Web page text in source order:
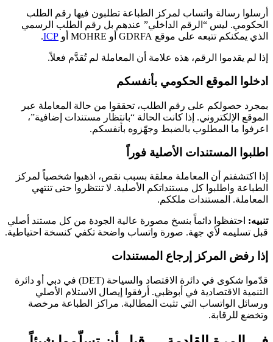
أرسلوا رسالة واتساب لمركز الطباعة تطلبون فيها رقم الطلب
الحكومي. ليس “الرقم الداخلي” عندهم بل رقم الطلب الرسمي
الذي يمكنكم تتبعه على موقع GDRFA أو MOHRE أو
ICP
.
إذا لم يقدموا الرقم، هذه علامة أن المعاملة لم تُقدَّم فعلاً.
ادخلوا الموقع الحكومي بأنفسكم
بمجرد حصولكم على رقم الطلب، تحققوا من حالة المعاملة عبر
الموقع الإلكتروني. إذا كانت الحالة “بانتظار مستندات إضافية”،
اعرفوا ما المطلوب بالضبط وجهّزوه بأنفسكم.
اطلبوا المستندات الأصلية فوراً
إذا اكتشفتم أن المعاملة معلقة بسبب نقص، اذهبوا شخصياً لمركز
الطباعة واطلبوا كل مستنداتكم الأصلية. لا تنتظروا حتى تنتهي
المعاملة. المستندات ملككم.
تنبيه: احتفظوا دائماً بنسخ مصورة عالية الجودة من كل مستند أصلي
قبل تسليمه لأي جهة. صورة واتساب واضحة تكفي كنسخة احتياطية.
إذا رفض المركز إرجاع المستندات
قدّموا شكوى في دائرة الاقتصاد والسياحة (DET) في دبي أو دائرة
التنمية الاقتصادية في أبوظبي. أرفقوا إيصال الاستلام الأصلي
ورسائل الواتساب التي تثبت المطالبة. مراكز الطباعة مرخصة
وتخضع للرقابة.